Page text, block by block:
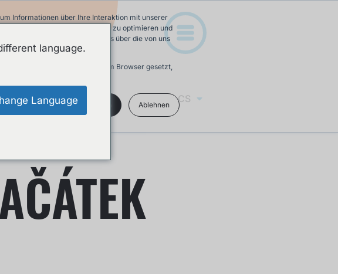
Informationen über Ihre Interaktion mit unserer
um Ihre Website-Erfahrung zu optimieren und
Seiten zu erstellen. Mehr Infos über die von uns
einzelnes Cookie wird in Ihrem Browser gesetzt,
Akzeptieren Ablehnen
CS
language.
Language